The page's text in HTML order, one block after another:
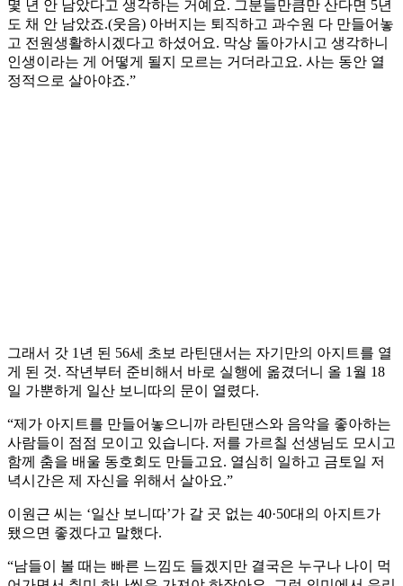
몇 년 안 남았다고 생각하는 거예요. 그분들만큼만 산다면 5년
도 채 안 남았죠.(웃음) 아버지는 퇴직하고 과수원 다 만들어놓
고 전원생활하시겠다고 하셨어요. 막상 돌아가시고 생각하니
인생이라는 게 어떻게 될지 모르는 거더라고요. 사는 동안 열
정적으로 살아야죠.”
그래서 갓 1년 된 56세 초보 라틴댄서는 자기만의 아지트를 열
게 된 것. 작년부터 준비해서 바로 실행에 옮겼더니 올 1월 18
일 가뿐하게 일산 보니따의 문이 열렸다.
“제가 아지트를 만들어놓으니까 라틴댄스와 음악을 좋아하는
사람들이 점점 모이고 있습니다. 저를 가르칠 선생님도 모시고
함께 춤을 배울 동호회도 만들고요. 열심히 일하고 금토일 저
녁시간은 제 자신을 위해서 살아요.”
이원근 씨는 ‘일산 보니따’가 갈 곳 없는 40·50대의 아지트가
됐으면 좋겠다고 말했다.
“남들이 볼 때는 빠른 느낌도 들겠지만 결국은 누구나 나이 먹